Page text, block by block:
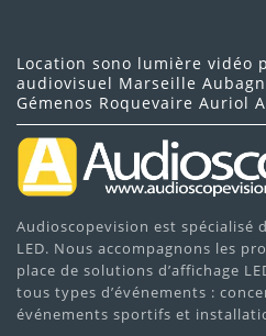
Location sono lumière vidéo
audiovisuel Marseille
Gémenos Roquevaire Auriol
Audioscopevision est spécialisé
LED. Nous accompagnons les
place de solutions d’affichage
tous types d’événements :
événements sportifs et